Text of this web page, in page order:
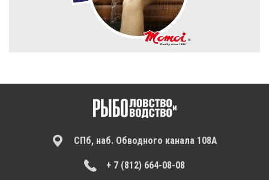
СПб, наб. Обводного канала 108А
+ 7 (812) 664-08-08